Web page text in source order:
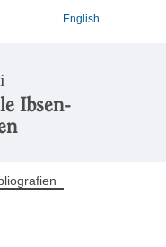
English
Ibsen-